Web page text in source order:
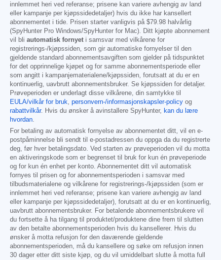
innlemmet heri ved referanse; prisene kan variere avhengig av land
eller kampanje per kjøpssidedetaljer) hvis du ikke har kansellert
abonnementet i tide. Prisen starter vanligvis på $79.98 halvårlig
(SpyHunter Pro Windows/SpyHunter for Mac). Ditt kjøpte abonnement
vil bli automatisk fornyet i samsvar med vilkårene for
registrerings-/kjøpssiden, som gir automatiske fornyelser til den
gjeldende standard abonnementsavgiften som gjelder på tidspunktet
for det opprinnelige kjøpet og for samme abonnementsperiode eller
som angitt i kampanjematerialene/kjøpssiden, forutsatt at du er en
kontinuerlig, uavbrutt abonnementsbruker. Se kjøpssiden for detaljer.
Prøveperioden er underlagt disse vilkårene, din samtykke til
EULA/vilkår for bruk, personvern-/informasjonskapsler-policy og
rabattvilkår. Hvis du ønsker å avinstallere SpyHunter, kan du lære
hvordan.
For betaling av automatisk fornyelse av abonnementet ditt, vil en e-
postpåminnelse bli sendt til e-postadressen du oppga da du registrerte
deg, før hver betalingsdato. Ved starten av prøveperioden vil du motta
en aktiveringskode som er begrenset til bruk for kun én prøveperiode
og for kun én enhet per konto. Abonnementet ditt vil automatisk
fornyes til prisen og for abonnementsperioden i samsvar med
tilbudsmaterialene og vilkårene for registrerings-/kjøpssiden (som er
innlemmet heri ved referanse; prisene kan variere avhengig av land
eller kampanje per kjøpssidedetaljer), forutsatt at du er en kontinuerlig,
uavbrutt abonnementsbruker. For betalende abonnementsbrukere vil
du fortsette å ha tilgang til produktet/produktene dine frem til slutten
av den betalte abonnementsperioden hvis du kansellerer. Hvis du
ønsker å motta refusjon for den daværende gjeldende
abonnementsperioden, må du kansellere og søke om refusjon innen
30 dager etter ditt siste kjøp, og du vil umiddelbart slutte å motta full